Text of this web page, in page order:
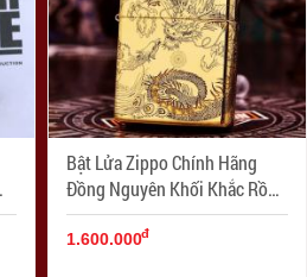
Bật Lửa Zippo Chính Hãng
Đồng Nguyên Khối Khắc Rồng
Và Phượng
1.600.000đ